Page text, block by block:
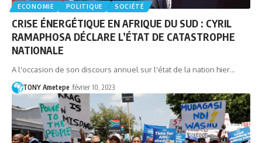
ECONOMIE POLITIQUE SOCIÉTÉ
CRISE ÉNERGÉTIQUE EN AFRIQUE DU SUD : CYRIL
RAMAPHOSA DÉCLARE L’ÉTAT DE CATASTROPHE
NATIONALE
A l'occasion de son discours annuel sur l'état de la nation hier…
TONY Ametepe février 10, 2023